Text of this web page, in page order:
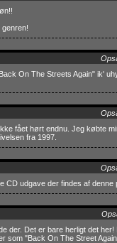
On The Streets Again" ik'
fået hørt endnu. Jeg købte
fra 1997.
udgave der findes af denne
der. Det er bare herligt det her!
som "Back On The Street